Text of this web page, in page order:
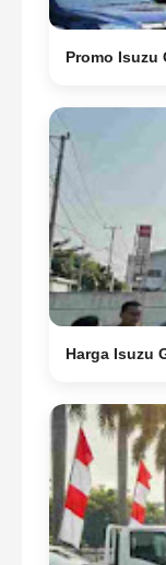
Promo Isuzu
Harga Isuzu